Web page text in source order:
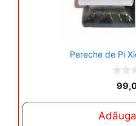
Pereche de Pi
0
o